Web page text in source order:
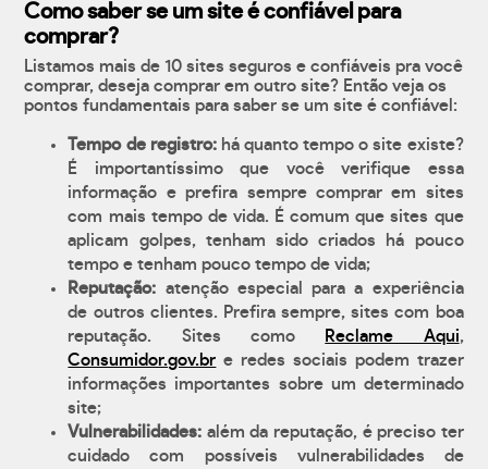
Como saber se um site é confiável para
comprar?
Listamos mais de 10 sites seguros e confiáveis pra você
comprar, deseja comprar em outro site? Então veja os
pontos fundamentais para saber se um site é confiável:
Tempo de registro:há quanto tempo o site existe?
É importantíssimo que você verifique essa
informação e prefira sempre comprar em sites
com mais tempo de vida. É comum que sites que
aplicam golpes, tenham sido criados há pouco
tempo e tenham pouco tempo de vida;
Reputação: atenção especial para a experiência
de outros clientes. Prefira sempre, sites com boa
reputação. Sites como
Reclame Aqui,
Consumidor.gov.br e redes sociais podem trazer
informações importantes sobre um determinado
site;
Vulnerabilidades: além da reputação, é preciso ter
cuidado com possíveis vulnerabilidades de